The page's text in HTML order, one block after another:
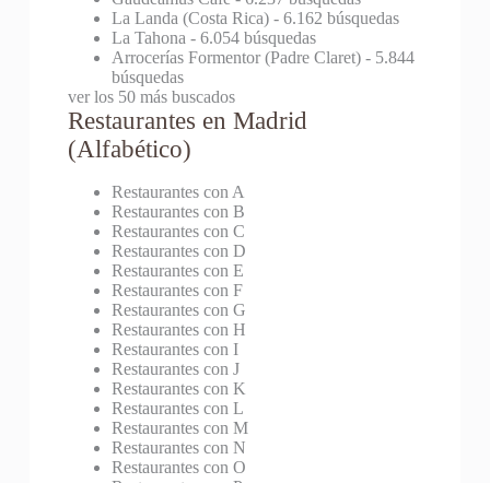
La Landa (Costa Rica)- 6.162 búsquedas
La Tahona - 6.054 búsquedas
Arrocerías Formentor (Padre Claret)- 5.844
búsquedas
ver los 50 más buscados
Restaurantes en Madrid
(Alfabético)
Restaurantes con A
Restaurantes con B
Restaurantes con C
Restaurantes con D
Restaurantes con E
Restaurantes con F
Restaurantes con G
Restaurantes con H
Restaurantes con I
Restaurantes con J
Restaurantes con K
Restaurantes con L
Restaurantes con M
Restaurantes con N
Restaurantes con O